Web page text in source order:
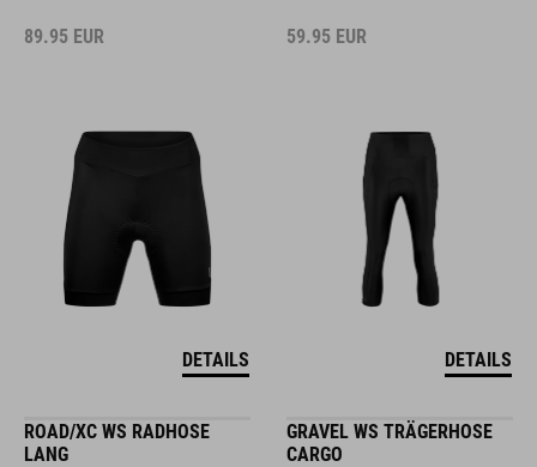
89.95 EUR
DETAILS
59.95 EUR
DETAILS
ROAD/XC WS RADHOSE
LANG
GRAVEL WS TRÄGERHOSE
CARGO